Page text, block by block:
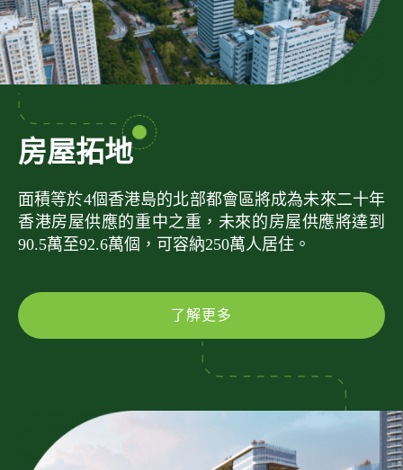
房屋拓地
面積等於4個香港島的北部都會區將成為未來二十年
香港房屋供應的重中之重，未來的房屋供應將達到
90.5萬至92.6萬個，可容納250萬人居住。
了解更多